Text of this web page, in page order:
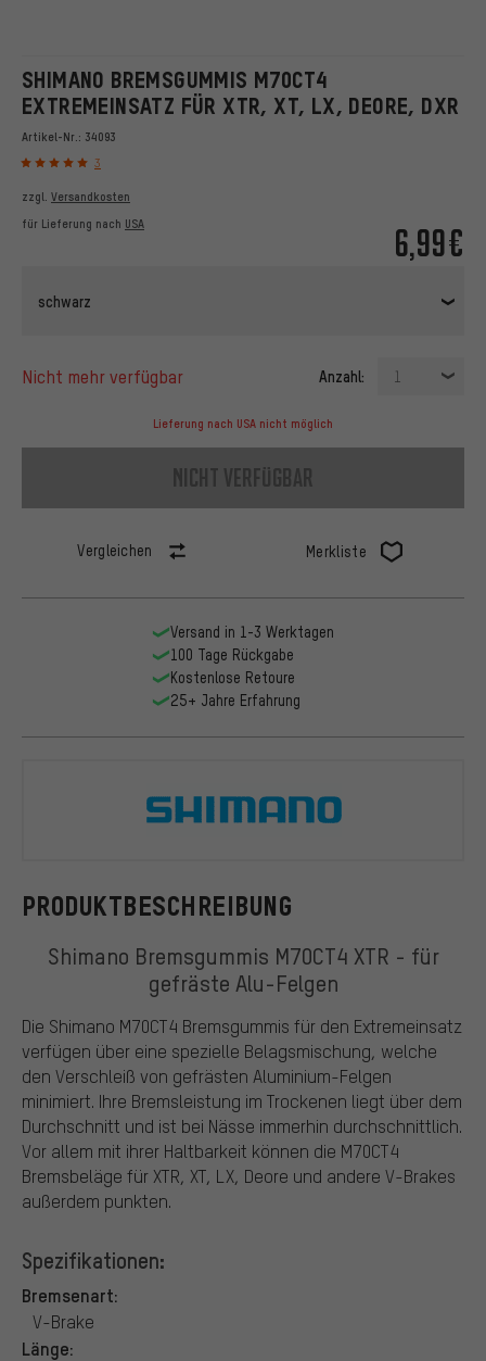
SHIMANO BREMSGUMMIS M70CT4
EXTREMEINSATZ FÜR XTR, XT, LX, DEORE, DXR
Artikel-Nr.: 34093
3
6,99€
zzgl. Versandkosten
für Lieferung nach USA
schwarz
nicht mehr verfügbar Anzahl: 1
Lieferung nach USA nicht möglich
nicht verfügbar
Vergleichen Merkliste
PRODUKTBESCHREIBUNG
Shimano Bremsgummis M70CT4 XTR - für
gefräste Alu-Felgen
Die Shimano M70CT4 Bremsgummis für den Extremeinsatz
verfügen über eine spezielle Belagsmischung, welche
den Verschleiß von gefrästen Aluminium-Felgen
minimiert. Ihre Bremsleistung im Trockenen liegt über dem
Durchschnitt und ist bei Nässe immerhin durchschnittlich.
Vor allem mit ihrer Haltbarkeit können die M70CT4
Bremsbeläge für XTR, XT, LX, Deore und andere V-Brakes
außerdem punkten.
Spezifikationen:
Bremsenart:
V-Brake
Länge:
Versand in 1-3 Werktagen
100 Tage Rückgabe
Kostenlose Retoure
25+ Jahre Erfahrung
Shimano